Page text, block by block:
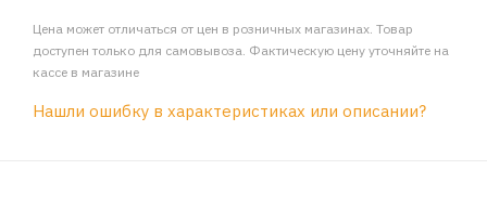
Цена может отличаться от цен в розничных магазинах. Товар
доступен только для самовывоза. Фактическую цену уточняйте на
кассе в магазине
Нашли ошибку в характеристиках или описании?